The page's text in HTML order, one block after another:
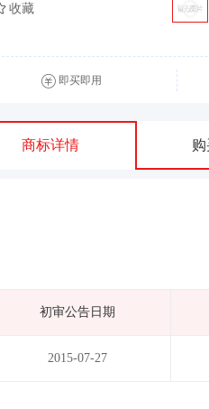
收藏
即买即用
商标详情
初审公告日期
2015-07-27